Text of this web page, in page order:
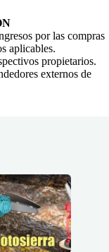
por las compras
aplicables.
propietarios.
externos de